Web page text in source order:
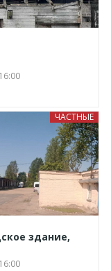
ЧАСТНЫЕ
здание,